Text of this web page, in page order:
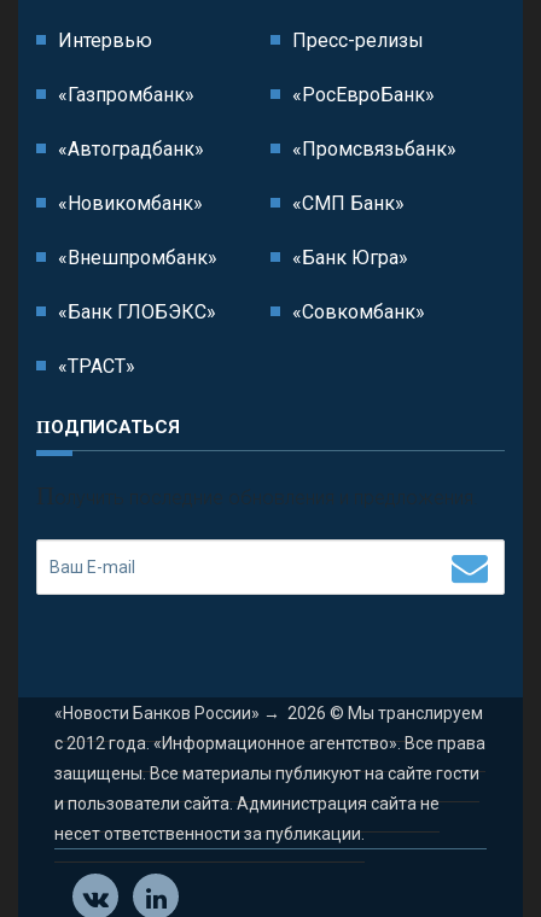
Интервью Пресс-релизы
«Газпромбанк» «РосЕвроБанк»
«Автоградбанк» «Промсвязьбанк»
«Новикомбанк» «СМП Банк»
«Внешпромбанк» «Банк Югра»
«Банк ГЛОБЭКС» «Совкомбанк»
«ТРАСТ»
ПОДПИСАТЬСЯ
П олучить последние обновления и предложения.
«Новости Банков России» → 2026 © Мы транслируем
с 2012 года. «Информационное агентство». Все права
защищены. Все материалы публикуют на сайте гости
и пользователи сайта. Администрация сайта не
несет ответственности за публикации.